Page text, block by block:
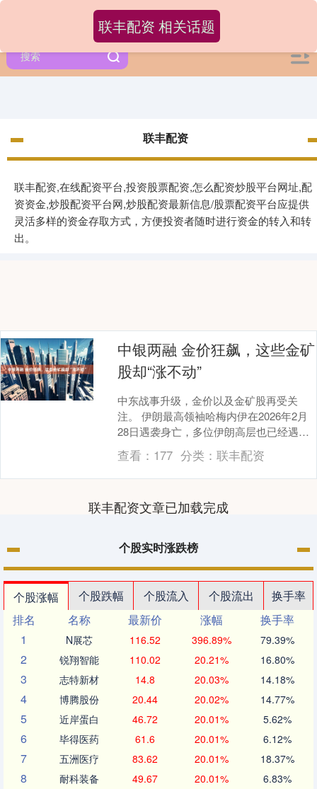
联丰配资
联丰配资,在线配资平台,投资股票配资,怎么配资炒股平台网址,配
资资金,炒股配资平台网,炒股配资最新信息/股票配资平台应提供
灵活多样的资金存取方式，方便投资者随时进行资金的转入和转
出。
联丰配资 相关话题
中银两融 金价狂飙，这些金矿
股却“涨不动”
中东战事升级，金价以及金矿股再受关
注。 伊朗最高领袖哈梅内伊在2026年2月
28日遇袭身亡，多位伊朗高层也已经遇
袭，美国总统特朗普宣布打击伊朗军事行
动将会持续四....
查看： 177 分类： 联丰配资
联丰配资文章已加载完成
个股实时涨跌榜
个股涨幅 个股跌幅 个股流入 个股流出
换手率
排名
名称 最新价 涨幅
换手率
1
N展芯 116.52 396.89% 79.39%
2 锐翔智能 110.02 20.21% 16.80%
3 志特新材 14.8 20.03% 14.18%
4 博腾股份 20.44 20.02% 14.77%
5 近岸蛋白 46.72 20.01% 5.62%
6 毕得医药 61.6 20.01% 6.12%
7 五洲医疗 83.62 20.01% 18.37%
8 耐科装备 49.67 20.01% 6.83%